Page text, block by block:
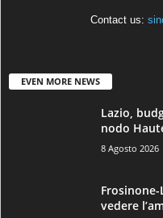
Contact us:
EVEN MORE NEWS
Lazio,
nodo
8 Agosto 2026
vedere